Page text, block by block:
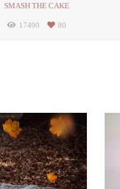
SMASH THE CAKE
17490 80